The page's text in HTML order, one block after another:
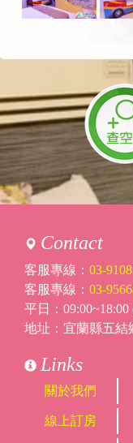
Contact
客服專線： 03-
客服專線： 03-
平日：
地址：宜蘭縣五結
Links
關於我們
線上訂房